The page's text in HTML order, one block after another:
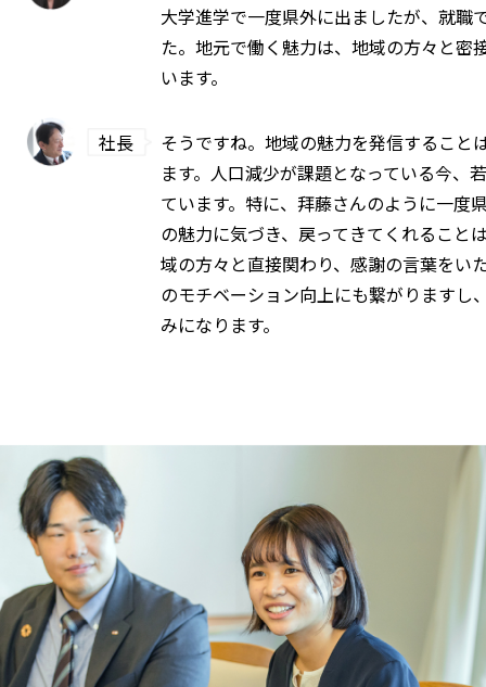
大学進学で一度県外に出ましたが、就職
た。地元で働く魅力は、地域の方々と密
います。
社長
そうですね。地域の魅力を発信すること
ます。人口減少が課題となっている今、
ています。特に、拜藤さんのように一度
の魅力に気づき、戻ってきてくれること
域の方々と直接関わり、感謝の言葉をい
のモチベーション向上にも繋がりますし
みになります。